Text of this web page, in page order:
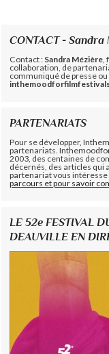
CONTACT - Sandra
Contact : Sandra Mézière
collaboration, de
communiqué de presse
PARTENARIATS
Pour se développer,
partenariats.
2003, des centaines de
décernés, des articles qui
partenariat vous intéresse
parcours et pour savoir
LE 52e FESTIVAL
DEAUVILLE EN